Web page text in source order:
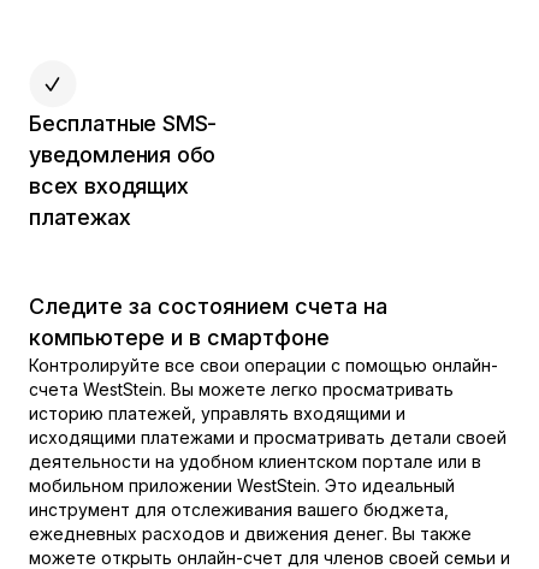
Бесплатные SMS-
уведомления обо
всех входящих
платежах
Следите за состоянием счета на
компьютере и в смартфоне
Контролируйте все свои операции с помощью онлайн-
счета WestStein. Вы можете легко просматривать
историю платежей, управлять входящими и
исходящими платежами и просматривать детали своей
деятельности на удобном клиентском портале или в
мобильном приложении WestStein. Это идеальный
инструмент для отслеживания вашего бюджета,
ежедневных расходов и движения денег. Вы также
можете открыть онлайн-счет для членов своей семьи и